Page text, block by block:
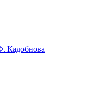
Кадобнова